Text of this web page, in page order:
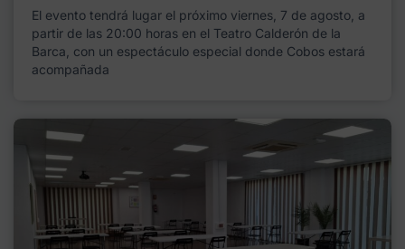
El evento tendrá lugar el próximo viernes, 7 de agosto, a
partir de las 20:00 horas en el Teatro Calderón de la
Barca, con un espectáculo especial donde Cobos estará
acompañada